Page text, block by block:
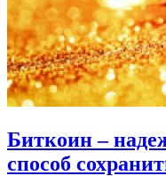
Биткоин –
способ